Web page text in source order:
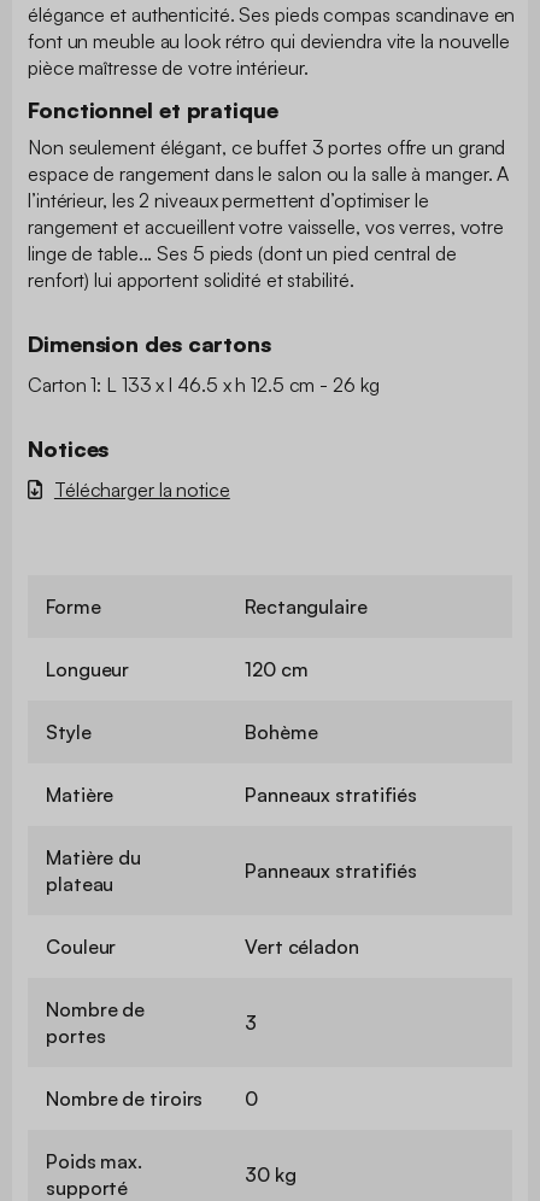
élégance et authenticité. Ses pieds compas scandinave en
font un meuble au look rétro qui deviendra vite la nouvelle
pièce maîtresse de votre intérieur.
Fonctionnel et pratique
Non seulement élégant, ce buffet 3 portes offre un grand
espace de rangement dans le salon ou la salle à manger. A
l’intérieur, les 2 niveaux permettent d’optimiser le
rangement et accueillent votre vaisselle, vos verres, votre
linge de table... Ses 5 pieds (dont un pied central de
renfort) lui apportent solidité et stabilité.
Dimension des cartons
Carton 1: L 133 x l 46.5 x h 12.5 cm - 26 kg
Notices
Télécharger la notice
Forme Rectangulaire
Longueur 120 cm
Style Bohème
Matière Panneaux stratifiés
Matière du
plateau
Panneaux stratifiés
Couleur Vert céladon
Nombre de
portes
3
Nombre de tiroirs 0
Poids max.
supporté
30 kg